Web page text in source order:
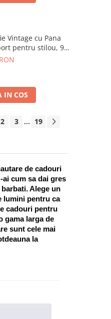
Vintage cu Pana
pentru stilou, 9
IN COS
2 3 ... 19
de cadouri
cum sa dai gres
Alege un
lumini pentru ca
cadouri pentru
gama larga de
sunt cele mai
la